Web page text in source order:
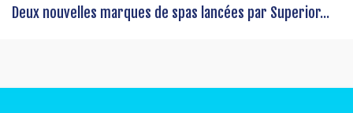
Deux nouvelles marques de spas lancées par Superior...